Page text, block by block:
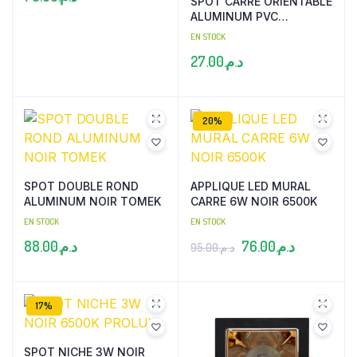
ALUMINUM PVC
BLANC+NOIR TOMEK
EN STOCK
د.م.27.00
SPOT DOUBLE ROND
ALUMINUM NOIR TOMEK
EN STOCK
د.م.88.00
20%
APPLIQUE LED MURAL
CARRE 6W NOIR 6500K
EN STOCK
د.م.95.00
Le
د.م.95.00.
د.م.76.00
Le
17%
SPOT NICHE 3W NOIR